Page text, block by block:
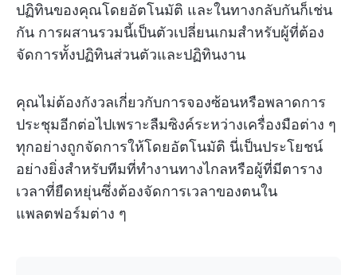
ปฏิทินของคุณโดยอัตโนมัติ และในทางกลับกันก็เช่น
กัน การผสานรวมนี้เป็นตัวเปลี่ยนเกมสำหรับผู้ที่ต้อง
จัดการทั้งปฏิทินส่วนตัวและปฏิทินงาน
คุณไม่ต้องกังวลเกี่ยวกับการจองซ้อนหรือพลาดการ
ประชุมอีกต่อไปเพราะลืมซิงค์ระหว่างเครื่องมือต่าง ๆ
ทุกอย่างถูกจัดการให้โดยอัตโนมัติ นี่เป็นประโยชน์
อย่างยิ่งสำหรับทีมที่ทำงานทางไกลหรือผู้ที่มีตาราง
เวลาที่ยืดหยุ่นซึ่งต้องจัดการเวลาของตนใน
แพลตฟอร์มต่าง ๆ